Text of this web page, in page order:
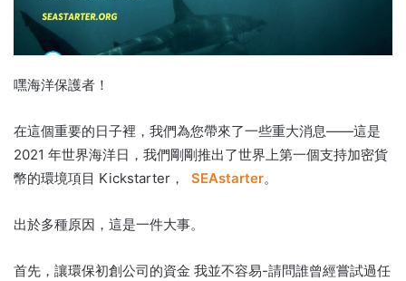
嘿海洋保護者！
在這個重要的日子裡，我們為您帶來了一些重大消息——這是
2021 年世界海洋日，我們剛剛推出了世界上第一個支持加密貨
幣的環境項目 Kickstarter， SEAstarter。
出於多種原因，這是一件大事。
首先，讓環保初創公司的資金 我並不容易-請問誰曾經嘗試過任